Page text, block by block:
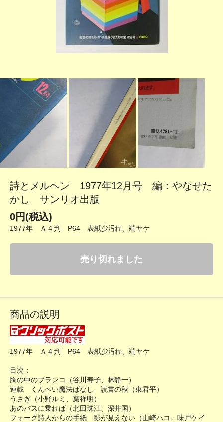
詩とメルヘン 1977年12月号 編：やなせた
かし サンリオ出版
0円(税込)
1977年 Ａ４判 P64 表紙少汚れ、端ヤケ
売り切れました
商品の説明
1977年 Ａ４判 P64 表紙少汚れ、端ヤケ
目次：
胸の中のブランコ（谷川寿子、林静一）
連載 くんぺい魔法ばなし 読書の秋（東君平）
うさぎ（小野ルミ、葉祥明）
あのバスに乗れば（北田珠江、深井国）
フォーク詩人からの手紙 影が見えない（山崎ハコ、味戸ケイ